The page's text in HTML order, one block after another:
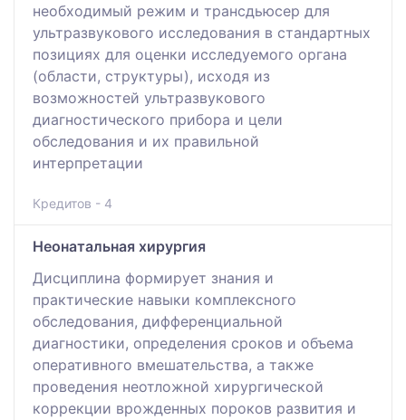
необходимый режим и трансдьюсер для
ультразвукового исследования в стандартных
позициях для оценки исследуемого органа
(области, структуры), исходя из
возможностей ультразвукового
диагностического прибора и цели
обследования и их правильной
интерпретации
Кредитов - 4
Неонатальная хирургия
Дисциплина формирует знания и
практические навыки комплексного
обследования, дифференциальной
диагностики, определения сроков и объема
оперативного вмешательства, а также
проведения неотложной хирургической
коррекции врожденных пороков развития и